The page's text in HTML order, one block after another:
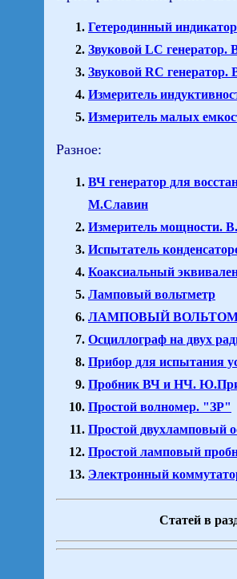
Гетеродинный
Звуковой LC
Звуковой RC
Измеритель
Измеритель малых
Разное:
ВЧ генератор для
М.Славин
Измеритель мощности.
Испытатель
Коаксиальный
Ламповый вольтметр
ЛАМПОВЫЙ
Осциллограф на двух
Прибор для испытания
Пробник ВЧ и НЧ.
Простой волномер. "ЗР"
Простой двухламповый
Простой ламповый
Электронный
Статей в